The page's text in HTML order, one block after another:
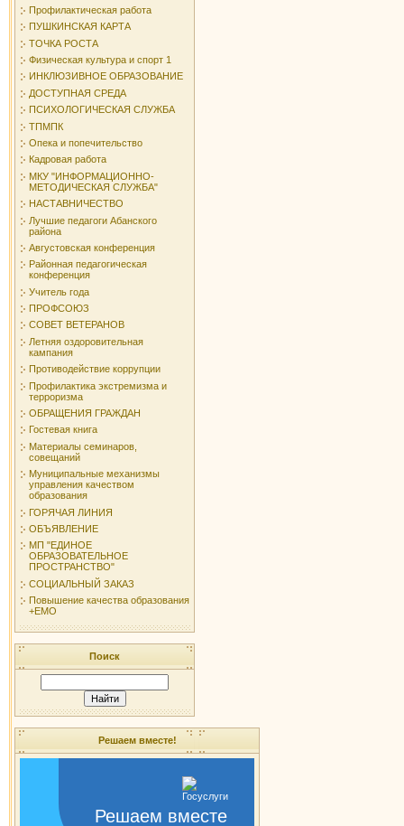
Профилактическая работа
ПУШКИНСКАЯ КАРТА
ТОЧКА РОСТА
Физическая культура и спорт 1
ИНКЛЮЗИВНОЕ ОБРАЗОВАНИЕ
ДОСТУПНАЯ СРЕДА
ПСИХОЛОГИЧЕСКАЯ СЛУЖБА
ТПМПК
Опека и попечительство
Кадровая работа
МКУ "ИНФОРМАЦИОННО-
МЕТОДИЧЕСКАЯ СЛУЖБА"
НАСТАВНИЧЕСТВО
Лучшие педагоги Абанского
района
Августовская конференция
Районная педагогическая
конференция
Учитель года
ПРОФСОЮЗ
СОВЕТ ВЕТЕРАНОВ
Летняя оздоровительная
кампания
Противодействие коррупции
Профилактика экстремизма и
терроризма
ОБРАЩЕНИЯ ГРАЖДАН
Гостевая книга
Материалы семинаров,
совещаний
Муниципальные механизмы
управления качеством
образования
ГОРЯЧАЯ ЛИНИЯ
ОБЪЯВЛЕНИЕ
МП "ЕДИНОЕ
ОБРАЗОВАТЕЛЬНОЕ
ПРОСТРАНСТВО"
СОЦИАЛЬНЫЙ ЗАКАЗ
Повышение качества образования
+ЕМО
Поиск
Решаем вместе!
Решаем вместе